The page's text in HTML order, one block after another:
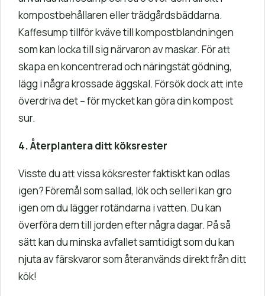
kompostbehållaren eller trädgårdsbäddarna.
Kaffesump tillför kväve till kompostblandningen
som kan locka till sig närvaron av maskar. För att
skapa en koncentrerad och näringstät gödning,
lägg i några krossade äggskal. Försök dock att inte
överdriva det – för mycket kan göra din kompost
sur.
4. Återplantera ditt köksrester
Visste du att vissa köksrester faktiskt kan odlas
igen? Föremål som sallad, lök och selleri kan gro
igen om du lägger rotändarna i vatten. Du kan
överföra dem till jorden efter några dagar. På så
sätt kan du minska avfallet samtidigt som du kan
njuta av färskvaror som återanvänds direkt från ditt
kök!